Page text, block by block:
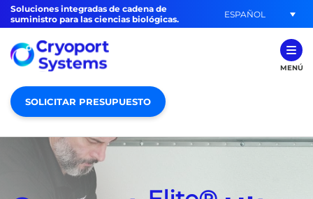
Soluciones integradas de cadena de
suministro para las ciencias biológicas.
ESPAÑOL
MENÚ
SOLICITAR PRESUPUESTO